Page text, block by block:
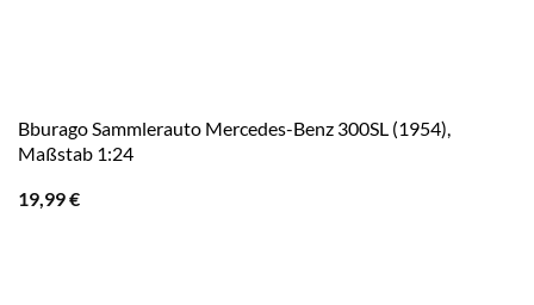
Bburago Sammlerauto Mercedes-Benz 300SL (1954),
Maßstab 1:24
19,99€